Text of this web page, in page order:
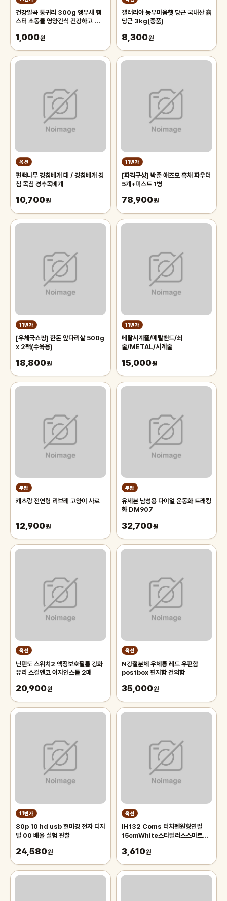
건강알곡 통귀리 300g 앵무새 햄
스터 소동물 영양간식 건강하고 깨끗
1,000원
갤러리아 농부마음햇 당근 국내산 흙
당근 3kg(중품)
8,300원
옥션
편백나무 경침베개 대 / 경침베개 경
침 목침 경추목베개
10,700원
11번가
[파격구성] 박준 애즈모 흑채 파우더
5개+미스트 1병
78,900원
11번가
[우체국쇼핑] 한돈 앞다리살 500g
x 2팩(수육용)
18,800원
11번가
메탈시계줄/메탈밴드/쇠
줄/METAL/시계줄
15,000원
쿠팡
캐츠랑 전연령 리브레 고양이 사료
12,900원
쿠팡
유세븐 남성용 다이얼 운동화 트래킹
화 DM907
32,700원
옥션
닌텐도 스위치2 액정보호필름 강화
유리 스컬앤코 이지인스톨 2매
20,900원
옥션
N강철분체 우체통 레드 우편함
postbox 편지함 건의함
35,000원
11번가
80p 10 hd usb 현미경 전자 디지
털 00 배율 실험 관찰
24,580원
옥션
IH132 Coms 터치펜원형연필
15cmWhite스타일러스스마트폰
3,610원